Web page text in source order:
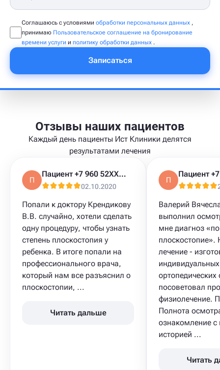
Соглашаюсь с условиями обработки персональных данных ,
принимаю Пользовательское соглашение на бронирование
времени услуги и политику обработки данных .
Записаться
Отзывы наших пациентов
Каждый день пациенты Ист Клиники делятся
результатами лечения
П
Пациент +7 960 52XXXXX
02.10.2020
Попали к доктору Крендикову
В.В. случайно, хотели сделать
одну процедуру, чтобы узнать
степень плоскостопия​ у
ребенка. В итоге попали на
профессионального врача,
который нам все разъяснил о
плоскостопии, ...
Читать дальше
П
Валерий
выполнил
мне диагноз
плоскостопие».
лечение -
индивидуальных
ортопедических
посоветовал
физиолечение.
Полнота
ознакомление
историей ...
Читать